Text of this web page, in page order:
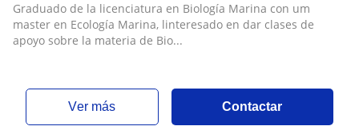
Graduado de la licenciatura en Biología Marina con um
master en Ecología Marina, linteresado en dar clases de
apoyo sobre la materia de Bio...
ver más Contactar